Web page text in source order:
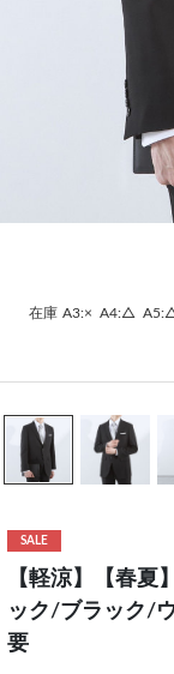
在庫 A3:× A4:△
SALE
【軽涼】【春夏
ック/ブラック/
要